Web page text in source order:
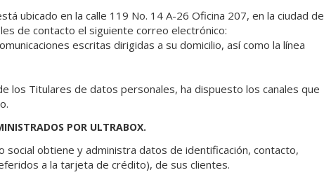
ubicado en la calle 119 No. 14 A-26 Oficina 207, en la ciudad de
de contacto el siguiente correo electrónico:
escritas dirigidas a su domicilio, así como la línea
los Titulares de datos personales, ha dispuesto los canales que
POR ULTRABOX.
social obtiene y administra datos de identificación, contacto,
a la tarjeta de crédito), de sus clientes.